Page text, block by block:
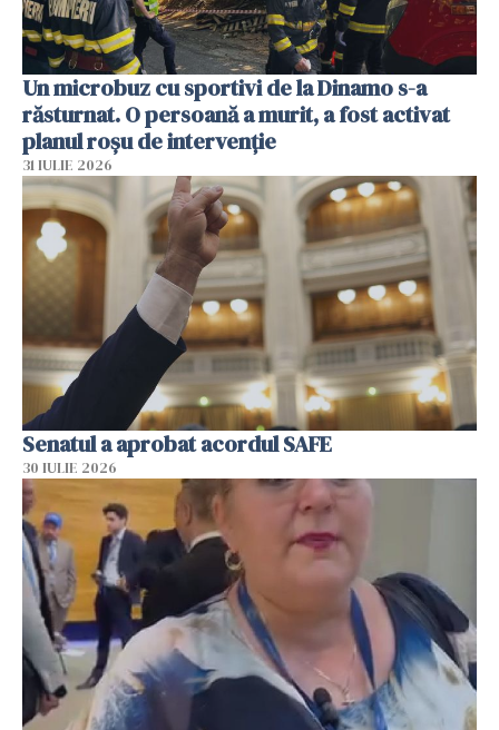
Un microbuz cu sportivi de la Dinamo s-a
răsturnat. O persoană a murit, a fost activat
planul roșu de intervenție
31 IULIE 2026
Senatul a aprobat acordul SAFE
30 IULIE 2026